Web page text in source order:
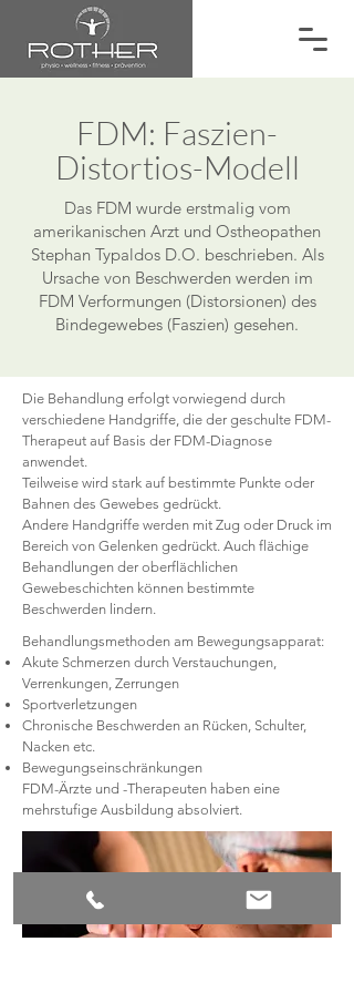
FDM: Faszien-
Distortios-Modell
Das FDM wurde erstmalig vom
amerikanischen Arzt und Ostheopathen
Stephan Typaldos D.O. beschrieben. Als
Ursache von Beschwerden werden im
FDM Verformungen (Distorsionen) des
Bindegewebes (Faszien) gesehen.
Die Behandlung erfolgt vorwiegend durch
verschiedene Handgriffe, die der geschulte FDM-
Therapeut auf Basis der FDM-Diagnose
anwendet.
Teilweise wird stark auf bestimmte Punkte oder
Bahnen des Gewebes gedrückt.
Andere Handgriffe werden mit Zug oder Druck im
Bereich von Gelenken gedrückt. Auch flächige
Behandlungen der oberflächlichen
Gewebeschichten können bestimmte
Beschwerden lindern.
Behandlungsmethoden am Bewegungsapparat:
Akute Schmerzen durch Verstauchungen,
Verrenkungen, Zerrungen
Sportverletzungen
Chronische Beschwerden an Rücken, Schulter,
Nacken etc.
Bewegungseinschränkungen
FDM-Ärzte und -Therapeuten haben eine
mehrstufige Ausbildung absolviert.